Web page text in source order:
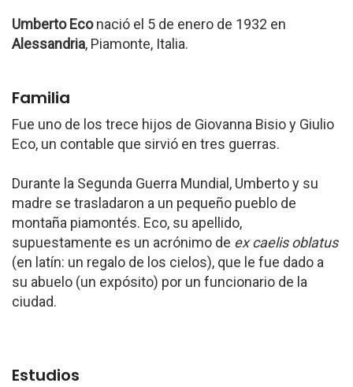
Umberto Econació el 5 de enero de 1932 en
Alessandria, Piamonte, Italia.
Familia
Fue uno de los trece hijos de Giovanna Bisio y Giulio
Eco, un contable que sirvió en tres guerras.
Durante la Segunda Guerra Mundial, Umberto y su
madre se trasladaron a un pequeño pueblo de
montaña piamontés. Eco, su apellido,
supuestamente es un acrónimo de ex caelis oblatus
(en latín: un regalo de los cielos), que le fue dado a
su abuelo (un expósito) por un funcionario de la
ciudad.
Estudios